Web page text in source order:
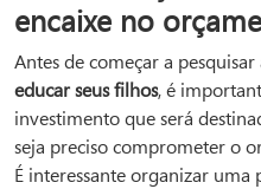
encaixe no
Antes de começar a
educarseus filhos, é
investimento que será
seja preciso comprometer o
É interessante organizar